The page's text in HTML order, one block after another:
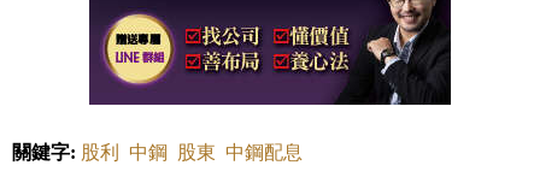
關鍵字: 股利 中鋼 股東 中鋼配息